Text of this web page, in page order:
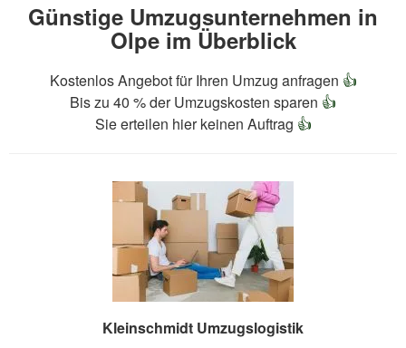
Günstige Umzugsunternehmen in
Olpe im Überblick
Kostenlos Angebot für Ihren Umzug anfragen 👍
Bis zu 40 % der Umzugskosten sparen 👍
Sie erteilen hier keinen Auftrag 👍
Kleinschmidt Umzugslogistik